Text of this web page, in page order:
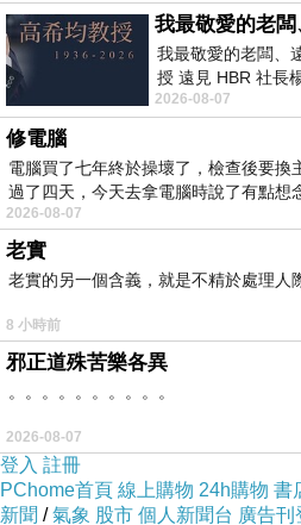
句、標點有誤的地方，皆
注釋吸收、參考瀧川資言
人舊注的長處，並作了大
典故一律注明出處，古歷
年，地名則有古今對照；
前人研究成果之精華，提
並特別注意二十世紀以來
譯則力求通俗流利，不僅
《史記》最大、最佳的幫助
作者簡介
韓兆琦
我最敬愛的老闆、
授 遠見 HBR 社長
老闆、遠見．天下
2026-08-07
修電腦
電腦買了七年終於操壞了，檢查後要換
過了四天，今天去拿電腦時說了有點想
2026-08-07
老實
老實的另一個含義，就是不精於處理人
8 小時前
邪正道殊苦樂各異
。。。。。。。。。。
2026-08-07
登入 註冊
PChome首頁 線上購物 24h購物 書
新聞 /氣象 股市 個人新聞台 廣告刊